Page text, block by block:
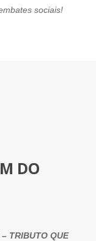
sociais!
DO
TRIBUTO QUE